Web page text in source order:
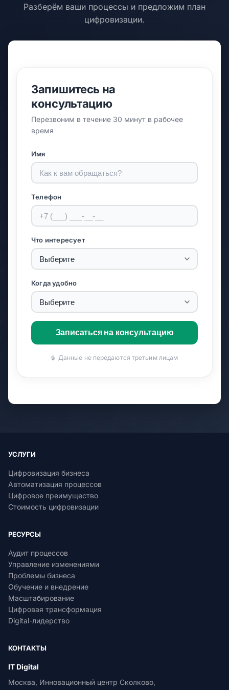
Разберём ваши процессы и предложим план
цифровизации.
Запишитесь на
консультацию
Перезвоним в течение 30 минут в рабочее
время
Имя
Телефон
Что интересует
Когда удобно
Записаться на консультацию
🔒 Данные не передаются третьим лицам
УСЛУГИ
Цифровизация бизнеса
Автоматизация процессов
Цифровое преимущество
Стоимость цифровизации
РЕСУРСЫ
Аудит процессов
Управление изменениями
Проблемы бизнеса
Обучение и внедрение
Масштабирование
Цифровая трансформация
Digital-лидерство
КОНТАКТЫ
IT Digital
Москва, Инновационный центр Сколково,